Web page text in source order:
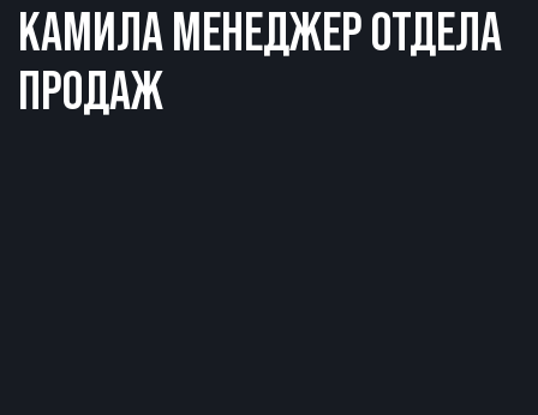
КАМИЛА МЕНЕДЖЕР ОТДЕЛА
ПРОДАЖ